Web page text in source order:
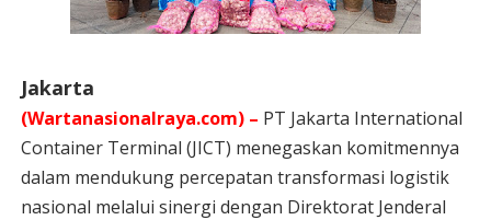
Jakarta
(Wartanasionalraya.com) – PT Jakarta International
Container Terminal (JICT) menegaskan komitmennya
dalam mendukung percepatan transformasi logistik
nasional melalui sinergi dengan Direktorat Jenderal